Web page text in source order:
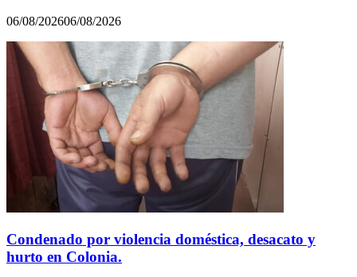
06/08/202606/08/2026
Condenado por violencia doméstica, desacato y
hurto en Colonia.